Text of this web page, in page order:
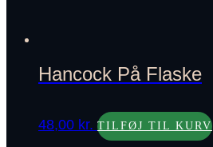
Hancock På Flaske
48,00 kr. TILFØJ TIL KURV